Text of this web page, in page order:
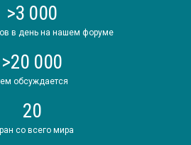
>3 000
в день на нашем форуме
>20 000
обсуждается
20
со всего мира